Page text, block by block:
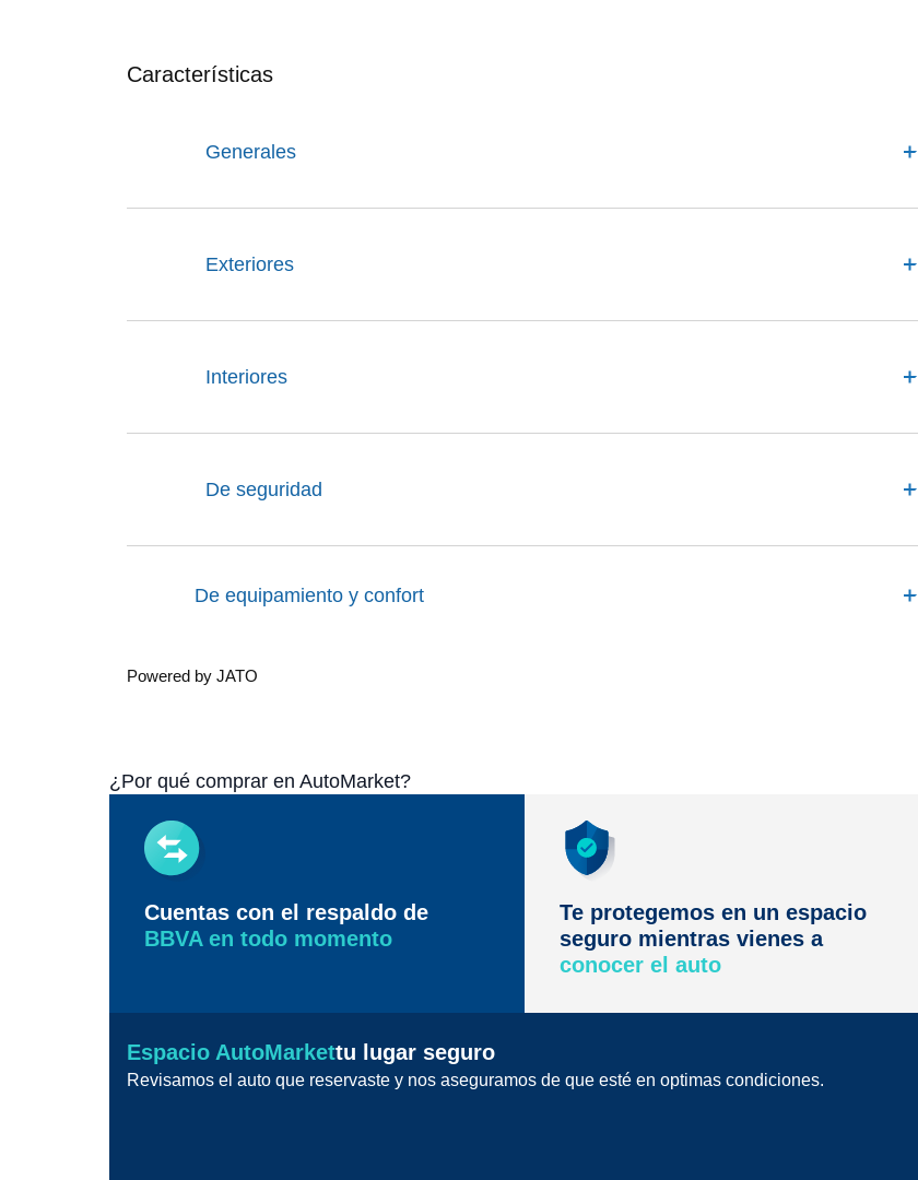
Características
Generales
Exteriores
Interiores
De seguridad
De equipamiento y confort
Powered by JATO
¿Por qué comprar en AutoMarket?
Cuentas con el respaldo de
BBVA en todo momento
Te protegemos en un espacio
seguro mientras vienes a
conocer el auto
Espacio AutoMarkettu lugar seguro
Revisamos el auto que reservaste y nos aseguramos de que esté en optimas condiciones.